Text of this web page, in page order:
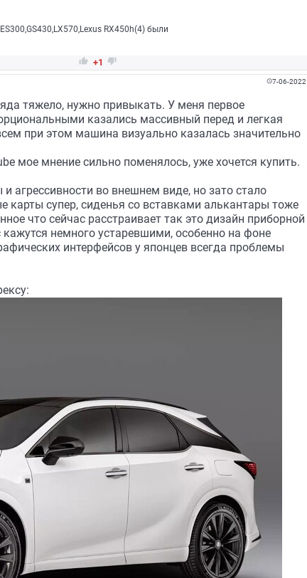
RX450h(4) были
 +1 
7-06-2022
тяжело, нужно привыкать. У меня первое
казались массивный перед и легкая
при этом машина визуально казалась значительно
мое мнение сильно поменялось, уже хочется купить.
агрессивности во внешнем виде, но зато стало
карты супер, сиденья со вставками алькантары тоже
что сейчас расстраивает так это дизайн приборной
немного устаревшими, особенно на фоне
интерфейсов у японцев всегда проблемы